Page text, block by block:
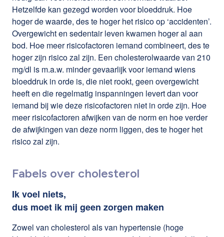
Hetzelfde kan gezegd worden voor bloeddruk. Hoe
hoger de waarde, des te hoger het risico op ‘accidenten’.
Overgewicht en sedentair leven kwamen hoger al aan
bod. Hoe meer risicofactoren iemand combineert, des te
hoger zijn risico zal zijn. Een cholesterolwaarde van 210
mg/dl is m.a.w. minder gevaarlijk voor iemand wiens
bloeddruk in orde is, die niet rookt, geen overgewicht
heeft en die regelmatig inspanningen levert dan voor
iemand bij wie deze risicofactoren niet in orde zijn. Hoe
meer risicofactoren afwijken van de norm en hoe verder
de afwijkingen van deze norm liggen, des te hoger het
risico zal zijn.
Fabels over cholesterol
Ik voel niets,
dus moet ik mij geen zorgen maken
Zowel van cholesterol als van hypertensie (hoge